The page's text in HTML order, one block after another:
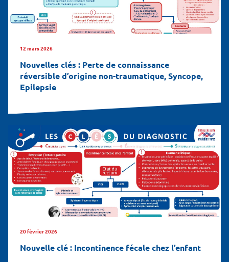
12 mars 2026
Nouvelles clés : Perte de connaissance
réversible d’origine non-traumatique, Syncope,
Epilepsie
20 février 2026
Nouvelle clé : Incontinence fécale chez l’enfant